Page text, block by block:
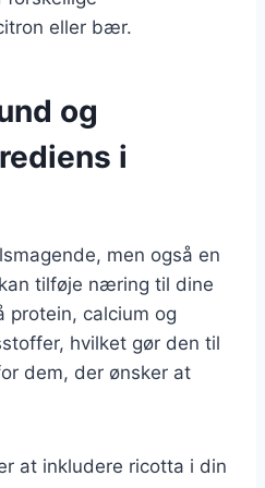
eller bær.
og
i
men også en
tilføje næring til dine
protein, calcium og
hvilket gør den til
dem, der ønsker at
at inkludere ricotta i din